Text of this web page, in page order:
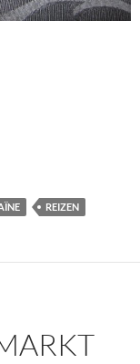
REIZEN